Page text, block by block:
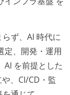
ず、AI 時代に
定、開発・運用
AI を前提とした
、CI/CD・監